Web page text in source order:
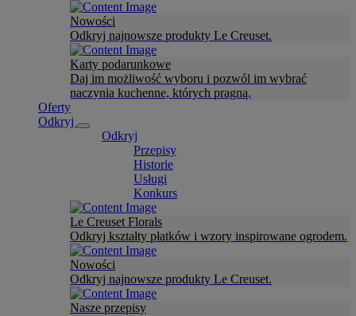
Nowości
Odkryj najnowsze produkty Le Creuset.
Karty podarunkowe
Daj im możliwość wyboru i pozwól im wybrać
naczynia kuchenne, których pragną.
Oferty
Odkryj
Odkryj
Przepisy
Historie
Usługi
Konkurs
Le Creuset Florals
Odkryj kształty płatków i wzory inspirowane ogrodem.
Nowości
Odkryj najnowsze produkty Le Creuset.
Nasze przepisy